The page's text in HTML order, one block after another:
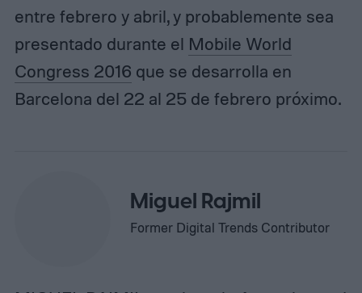
entre febrero y abril, y probablemente sea
presentado durante el Mobile World
Congress 2016 que se desarrolla en
Barcelona del 22 al 25 de febrero próximo.
Miguel Rajmil
Former Digital Trends Contributor